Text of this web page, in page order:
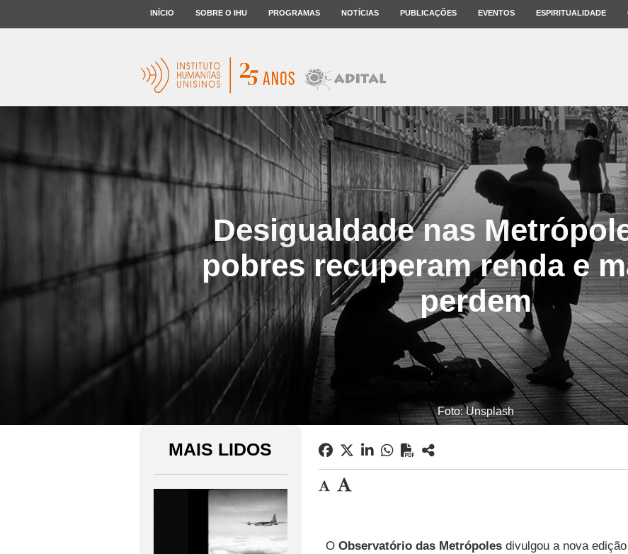
INÍCIO SOBRE O IHU PROGRAMAS NOTÍCIAS PUBLICAÇÕES EVENTOS ESPIRITUALIDADE
Desigualdade nas
pobres recuperam renda e
perdem
Foto: Unsplash
MAIS LIDOS
O Observatório das Metrópolesdivulgou a nova